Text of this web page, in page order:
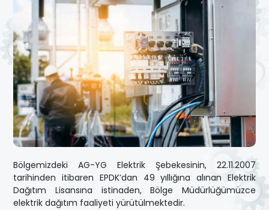
Bölgemizdeki AG-YG Elektrik Şebekesinin, 22.11.2007
tarihinden itibaren EPDK’dan 49 yıllığına alınan Elektrik
Dağıtım Lisansına istinaden, Bölge Müdürlüğümüzce
elektrik dağıtım faaliyeti yürütülmektedir.